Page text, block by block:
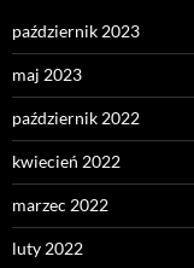
październik 2023
maj 2023
październik 2022
kwiecień 2022
marzec 2022
luty 2022